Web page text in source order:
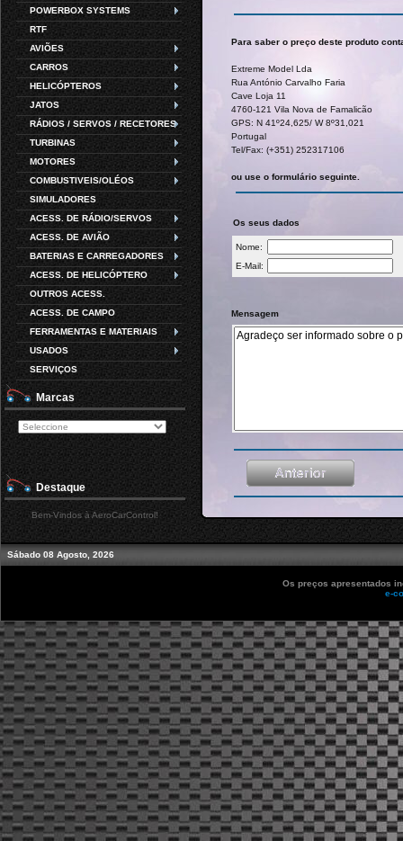
POWERBOX SYSTEMS
RTF
AVIÕES
CARROS
HELICÓPTEROS
JATOS
RÁDIOS / SERVOS / RECETORES
TURBINAS
MOTORES
COMBUSTIVEIS/OLÉOS
SIMULADORES
ACESS. DE RÁDIO/SERVOS
ACESS. DE AVIÃO
BATERIAS E CARREGADORES
ACESS. DE HELICÓPTERO
OUTROS ACESS.
ACESS. DE CAMPO
FERRAMENTAS E MATERIAIS
USADOS
SERVIÇOS
Marcas
Destaque
Bem-Vindos à AeroCarControl!
Para saber o preço deste produto
Extreme Model Lda
Rua António Carvalho Faria
Cave Loja 11
4760-121 Vila Nova de Famalicão
GPS: N 41º24,625/ W 8º31,021
Portugal
Tel/Fax: (+351) 252317106
ou use o formulário seguinte.
Os seus dados
Nome:
E-Mail:
Mensagem
Sábado 08 Agosto, 2026
Os preços apresentados
e-